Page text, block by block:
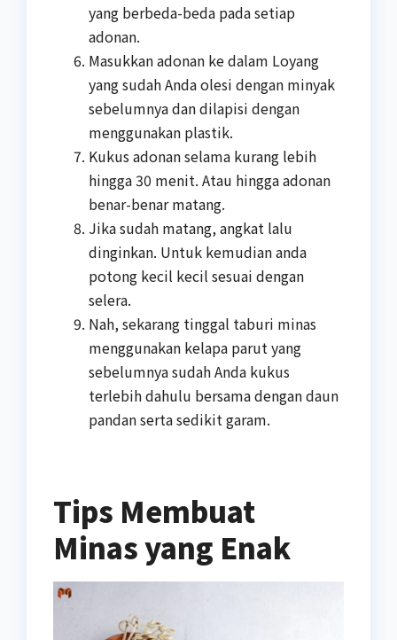
yang berbeda-beda pada setiap
adonan.
Masukkan adonan ke dalam Loyang
yang sudah Anda olesi dengan minyak
sebelumnya dan dilapisi dengan
menggunakan plastik.
Kukus adonan selama kurang lebih
hingga 30 menit. Atau hingga adonan
benar-benar matang.
Jika sudah matang, angkat lalu
dinginkan. Untuk kemudian anda
potong kecil kecil sesuai dengan
selera.
Nah, sekarang tinggal taburi minas
menggunakan kelapa parut yang
sebelumnya sudah Anda kukus
terlebih dahulu bersama dengan daun
pandan serta sedikit garam.
Tips Membuat
Minas yang Enak